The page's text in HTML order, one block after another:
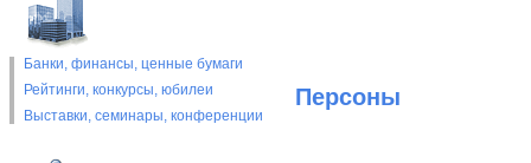
Банки, финансы, ценные бумаги
Рейтинги, конкурсы, юбилеи
Выставки, cеминары, конференции
Персоны